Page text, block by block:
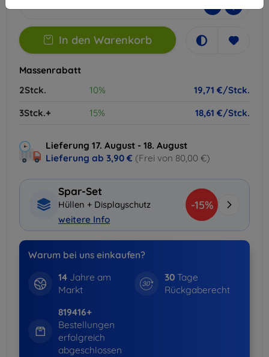
- +
In den Warenkorb
Massenrabatt
2Stck.
10%
19,71 €/Stck.
3Stck.+
15% 18,61 €/Stck.
Lieferung 17. August - 18. August
Lieferung ab 3,90 € (Frei von 80,00 €)
Spar-Set
Hüllen + Displayschutz
weitere Info
-15%
Warum bei uns einkaufen?
14Jahre am
Markt
30 Tage
Rückgaberecht
819416+
Bestellungen
erfolgreich
abgeschlossen